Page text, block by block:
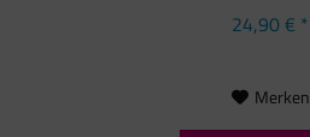
24,90 € *
Merken